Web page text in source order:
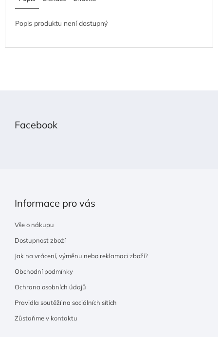
Popis produktu není dostupný
Facebook
Informace pro vás
Vše o nákupu
Dostupnost zboží
Jak na vrácení, výměnu nebo reklamaci zboží?
Obchodní podmínky
Ochrana osobních údajů
Pravidla soutěží na sociálních sítích
Zůstaňme v kontaktu